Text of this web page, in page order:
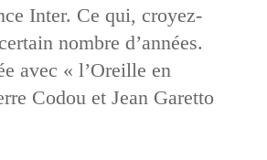
Inter. Ce qui, croyez-
nombre d’années.
avec « l’Oreille en
Codou et Jean Garetto